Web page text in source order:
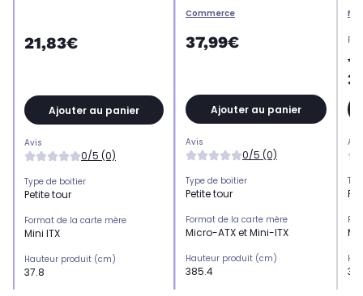
21,83€
Ajouter au panier
Avis
0/5 (0)
Type de boitier
Petite tour
Format de la carte mère
Mini ITX
Hauteur produit (cm)
37.8
Commerce
37,99€
Ajouter au panier
Avis
0/5 (0)
Type de boitier
Petite tour
Format de la carte mère
Micro-ATX et Mini-ITX
Hauteur produit (cm)
385.4